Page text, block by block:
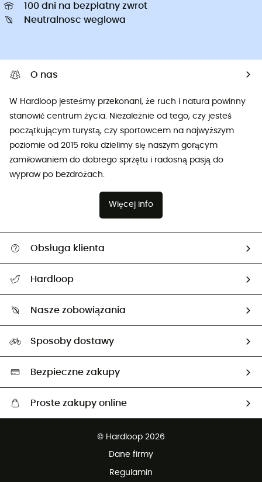
100 dni na bezpłatny zwrot
Neutralnosc weglowa
O nas
W Hardloop jesteśmy przekonani, że ruch i natura powinny
stanowić centrum życia. Niezależnie od tego, czy jesteś
początkującym turystą, czy sportowcem na najwyższym
poziomie od 2015 roku dzielimy się naszym gorącym
zamiłowaniem do dobrego sprzętu i radosną pasją do
wypraw po bezdrożach.
Więcej info
Obsługa klienta
Śledzenie przesyłki
Zwrot artykułów i zwrot środków
Hardloop
Ambasadorzy
Nasze zobowiązania
Neutralność węglowa
Wybrane produkty eko
Sposoby dostawy
Bezpieczne zakupy
Proste zakupy online
100 dni na bezpłatny zwrot
© Hardloop 2026
Dane firmy
Regulamin